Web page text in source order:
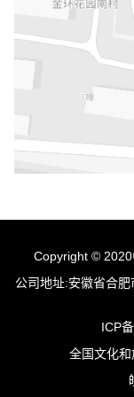
Copyright © 2020
公司地址:安徽省合
ICP备
全国文化